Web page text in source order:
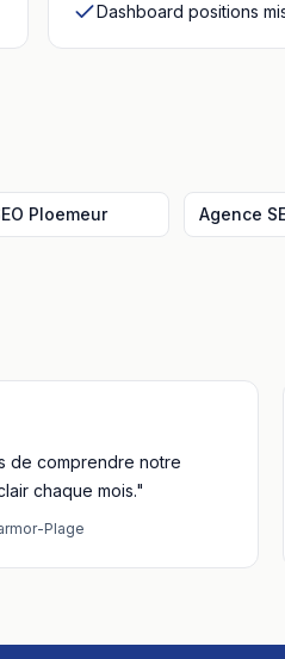
Dashboard positions
Ploemeur Agence
de comprendre notre
chaque mois."
Plage